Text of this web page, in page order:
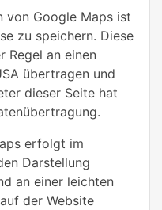
von Google Maps ist
zu speichern. Diese
Regel an einen
übertragen und
dieser Seite hat
erfolgt im
Darstellung
an einer leichten
der Website